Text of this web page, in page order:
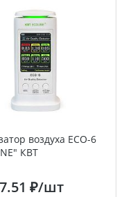
воздуха ECO-6
КВТ
₽/шт